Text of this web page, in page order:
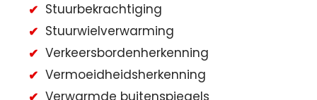
Stuurbekrachtiging
Stuurwielverwarming
Verkeersbordenherkenning
Vermoeidheidsherkenning